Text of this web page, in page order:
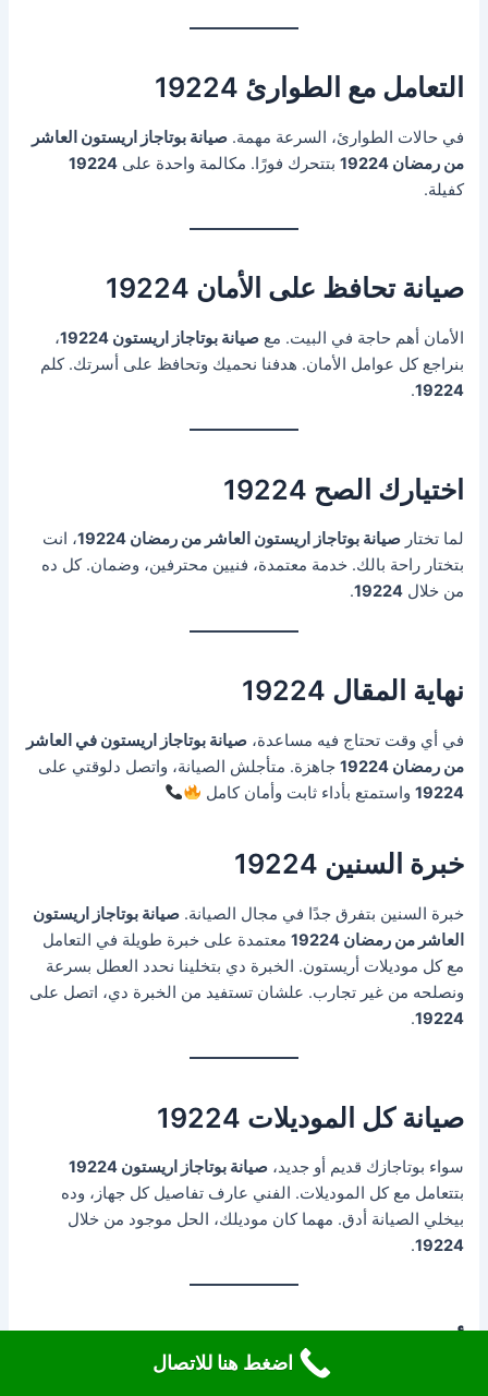
التعامل مع الطوارئ 19224
في حالات الطوارئ، السرعة مهمة.صيانة بوتاجاز اريستون العاشر
من رمضان 19224
بتتحرك فورًا. مكالمة واحدة على19224
كفيلة.
صيانة تحافظ على الأمان 19224
الأمان أهم حاجة في البيت. معصيانة بوتاجاز اريستون 19224
،
بنراجع كل عوامل الأمان. هدفنا نحميك وتحافظ على أسرتك. كلم
19224
.
اختيارك الصح 19224
لما تختارصيانة بوتاجاز اريستون العاشر من رمضان 19224
، انت
بتختار راحة بالك. خدمة معتمدة، فنيين محترفين، وضمان. كل ده
من خلال19224
.
نهاية المقال 19224
في أي وقت تحتاج فيه مساعدة،صيانة بوتاجاز اريستون في العاشر
من رمضان 19224
جاهزة. متأجلش الصيانة، واتصل دلوقتي على
19224 واستمتع بأداء ثابت وأمان كامل
خبرة السنين 19224
خبرة السنين بتفرق جدًا في مجال الصيانة.صيانة بوتاجاز اريستون
العاشر من رمضان 19224
معتمدة على خبرة طويلة في التعامل
مع كل موديلات أريستون. الخبرة دي بتخلينا نحدد العطل بسرعة
ونصلحه من غير تجارب. علشان تستفيد من الخبرة دي، اتصل على
19224
.
صيانة كل الموديلات 19224
سواء بوتاجازك قديم أو جديد،صيانة بوتاجاز اريستون 19224
بتتعامل مع كل الموديلات. الفني عارف تفاصيل كل جهاز، وده
بيخلي الصيانة أدق. مهما كان موديلك، الحل موجود من خلال
19224
.
أعطال متكررة في الاستخدام اليومي
اضغط هنا للاتصال